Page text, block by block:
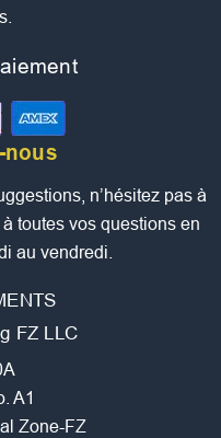
nous
n’hésitez pas à
toutes vos questions en
au vendredi.
FZ LLC
A1
Zone-FZ